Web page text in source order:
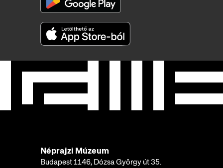
Néprajzi Múzeum
Budapest 1146, Dózsa György út 35.